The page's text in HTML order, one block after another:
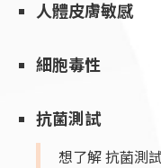
人體皮膚敏感
細胞毒性
抗菌測試
想了解 抗菌測